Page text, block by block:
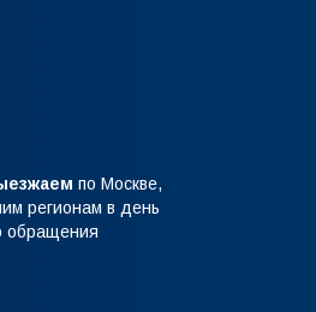
по Москве,
регионам в день
обращения